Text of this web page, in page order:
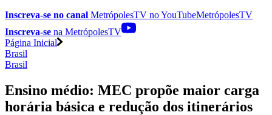
Inscreva-se no canal MetrópolesTV noYouTubeMetrópolesTV
Inscreva-se na MetrópolesTV
Página Inicial
Brasil
Brasil
Ensino médio: MEC propõe maior carga
horária básica e redução dos itinerários